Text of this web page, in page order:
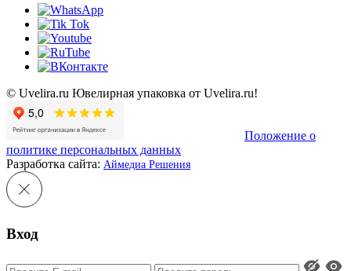
© Uvelira.ru Ювелирная упаковка от Uvelira.ru!
Положение о
политике персональных данных
Разработка сайта: Аймедиа Решения
Вход